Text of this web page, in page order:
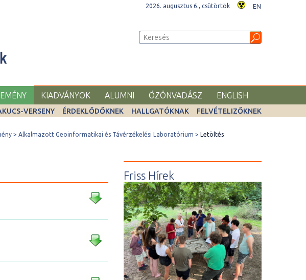
2026. augusztus 6., csütörtök EN
KIADVÁNYOK ALUMNI ÖZÖNVADÁSZ ENGLISH
VERSENY ÉRDEKLŐDŐKNEK HALLGATÓKNAK FELVÉTELIZŐKNEK
Alkalmazott Geoinformatikai és Távérzékelési Laboratórium Letöltés
Friss Hírek